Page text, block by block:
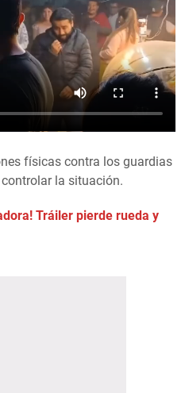
físicas contra los guardias
la situación.
Tráiler pierde rueda y